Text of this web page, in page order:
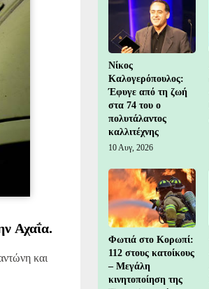
Αχαΐα.
και
Νίκος
Καλογερόπουλος:
Έφυγε από τη ζωή
στα 74 του ο
πολυτάλαντος
καλλιτέχνης
10 Αυγ, 2026
Φωτιά στο Κορωπί:
112 στους κατοίκους
– Μεγάλη
κινητοποίηση της